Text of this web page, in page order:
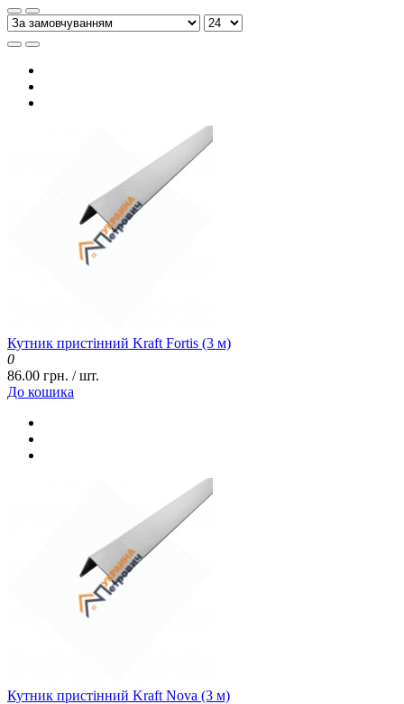
Кутник пристінний Kraft Fortis (3 м)
0
86.00 грн. / шт.
До кошика
Кутник пристінний Kraft Nova (3 м)